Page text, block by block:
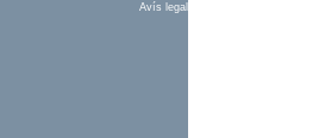
Avís legal